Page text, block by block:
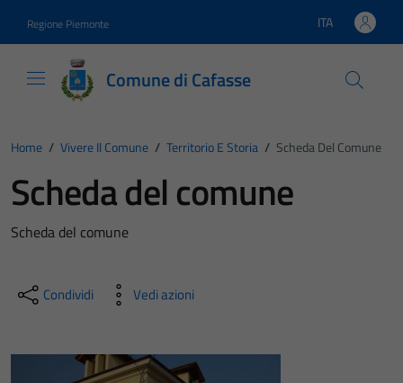
Regione Piemonte Lingua attiva:
ITA
Comune di Cafasse
Home / Vivere Il Comune / Territorio E Storia / Scheda Del Comune
Scheda del comune
Scheda del comune
Condividi Vedi azioni